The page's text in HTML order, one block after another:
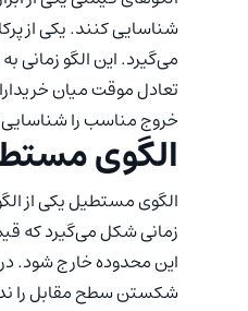
شناسایی کنند. یکی از
می‌گیرد. این الگو
تعادل موقت میان
خروج مناسب را شناسایی
الگوی
الگوی مستطیل یکی از
زمانی شکل می‌گیرد که
این محدوده خارج شود.
شکستن سطح مقابل را